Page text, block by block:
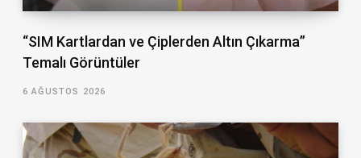
“SIM Kartlardan ve Çiplerden Altın Çıkarma”
Temalı Görüntüler
6 AĞUSTOS 2026